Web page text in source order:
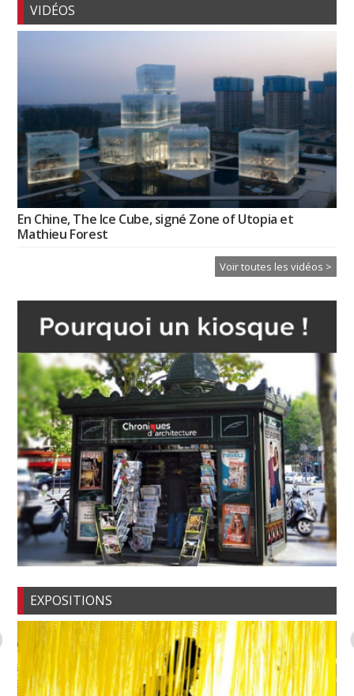
VIDÉOS
En Chine, The Ice Cube, signé Zone of Utopia et
Mathieu Forest
Voir toutes les vidéos >
EXPOSITIONS